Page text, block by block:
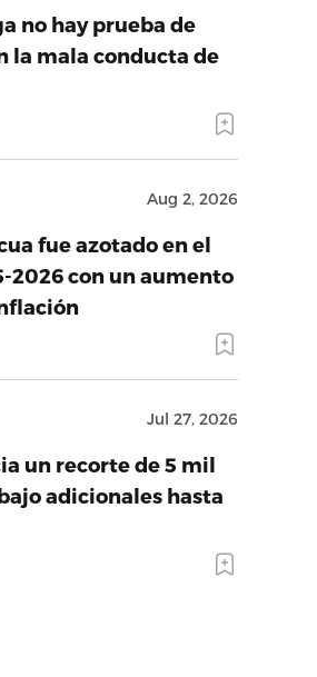
no hay prueba de
la mala conducta de
Aug 2, 2026
fue azotado en el
2026 con un aumento
Jul 27, 2026
un recorte de 5 mil
adicionales hasta